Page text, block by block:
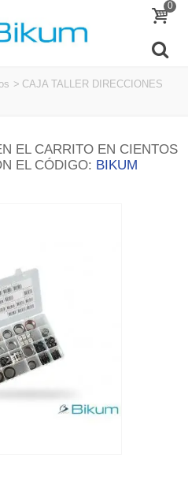
0
> CAJA TALLER DIRECCIONES
EL CARRITO EN CIENTOS
EL CÓDIGO: BIKUM